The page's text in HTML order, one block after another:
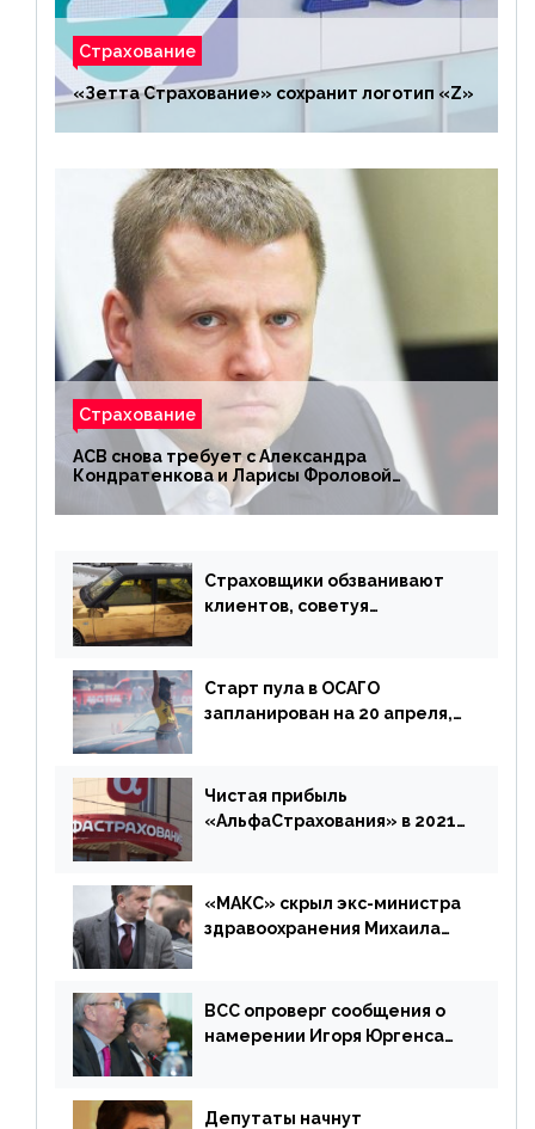
Страхование
«Зетта Страхование» сохранит логотип «Z»
Страхование
АСВ снова требует с Александра
Кондратенкова и Ларисы Фроловой
возмещения убытков на 1,5 млрд р.
Страховщики обзванивают
клиентов, советуя
Старт пула в ОСАГО
запланирован на 20 апреля,
дублировать [дополнено]
Чистая прибыль
«АльфаСтрахования» в 2021
«МАКС» скрыл экс-министра
здравоохранения Михаила
ВСС опроверг сообщения о
намерении Игоря Юргенса
Депутаты начнут